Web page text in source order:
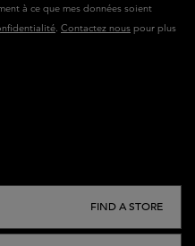
à ce que mes données soient
. Contactez nous pour plus
FIND A STORE